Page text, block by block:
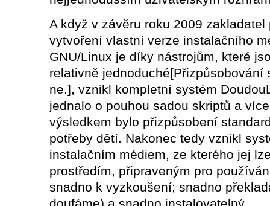
A když v závěru roku 2009
vytvoření vlastní verze instalačního
GNU/Linux je díky nástrojům, které
relativně jednoduché[Přizpůsobování
ne.], vznikl kompletní systém
jednalo o pouhou sadou skriptů a
výsledkem bylo přizpůsobení
potřeby dětí. Nakonec tedy vznikl
instalačním médiem, ze kterého jej
prostředím, připraveným pro
snadno k vyzkoušení; snadno